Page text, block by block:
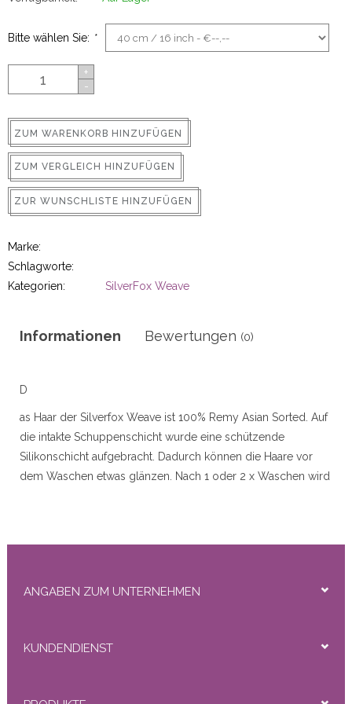
Bitte wählen Sie: *
+
-
ZUM WARENKORB HINZUFÜGEN
ZUM VERGLEICH HINZUFÜGEN
ZUR WUNSCHLISTE HINZUFÜGEN
Marke:
Schlagworte:
Kategorien:
SilverFox Weave
Informationen Bewertungen (0)
D
as Haar der Silverfox Weave ist 100% Remy Asian Sorted. Auf
die intakte Schuppenschicht wurde eine schützende
Silikonschicht aufgebracht. Dadurch können die Haare vor
dem Waschen etwas glänzen. Nach 1 oder 2 x Waschen wird
Abmessungen Schuss: 16 "(40 cm) ± 150 cm / 20" (50 cm) ±
Gewicht: 110 Gramm pro Packung
Das Haar kann mit einer Locke oder einem Glätter gestylt
ANGABEN ZUM UNTERNEHMEN
KUNDENDIENST